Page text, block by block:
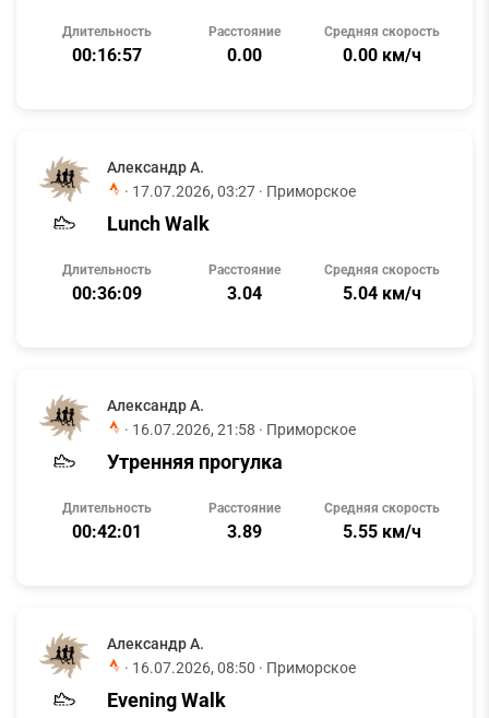
Длительность
00:16:57
Расстояние
0.00
Средняя скорость
0.00 км/ч
Александр А.
· 17.07.2026, 03:27 · Приморское
Lunch Walk
Длительность
00:36:09
Расстояние
3.04
Средняя скорость
5.04 км/ч
Александр А.
· 16.07.2026, 21:58 · Приморское
Утренняя прогулка
Длительность
00:42:01
Расстояние
3.89
Средняя скорость
5.55 км/ч
Александр А.
· 16.07.2026, 08:50 · Приморское
Evening Walk